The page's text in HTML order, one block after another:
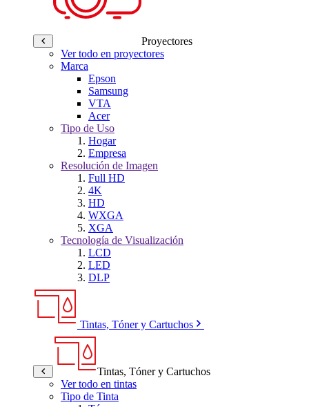
Proyectores
Ver todo en proyectores
Marca
Epson
Samsung
VTA
Acer
Tipo de Uso
Hogar
Empresa
Resolución de Imagen
Full HD
4K
HD
WXGA
XGA
Tecnología de Visualización
LCD
LED
DLP
Tintas, Tóner y Cartuchos
Tintas, Tóner y Cartuchos
Ver todo en tintas
Tipo de Tinta